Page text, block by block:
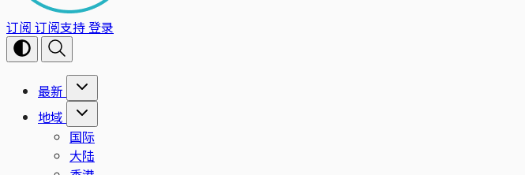
订阅 订阅支持登录
最新
地域
国际
大陆